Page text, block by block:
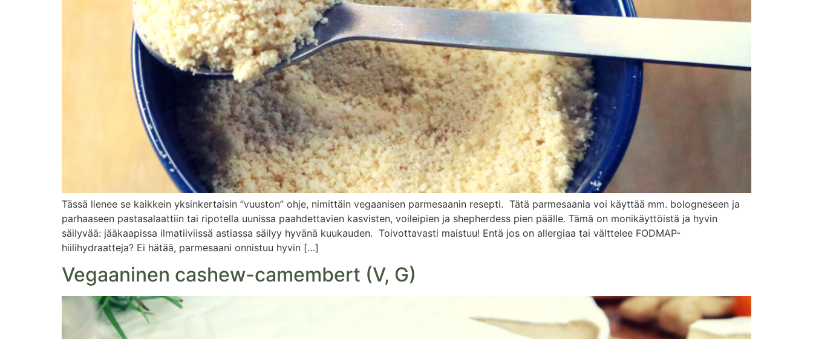
Tässä lienee se kaikkein yksinkertaisin ”vuuston” ohje, nimittäin vegaanisen parmesaanin resepti. Tätä parmesaania voi käyttää mm. bologneseen ja
parhaaseen pastasalaattiin tai ripotella uunissa paahdettavien kasvisten, voileipien ja shepherdess pien päälle. Tämä on monikäyttöistä ja hyvin
säilyvää: jääkaapissa ilmatiiviissä astiassa säilyy hyvänä kuukauden. Toivottavasti maistuu! Entä jos on allergiaa tai välttelee FODMAP-
hiilihydraatteja? Ei hätää, parmesaani onnistuu hyvin […]
Vegaaninen cashew-camembert (V, G)